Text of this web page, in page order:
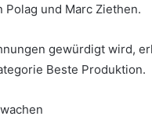
Polag und Marc Ziethen.
gewürdigt wird,
Beste Produktion.